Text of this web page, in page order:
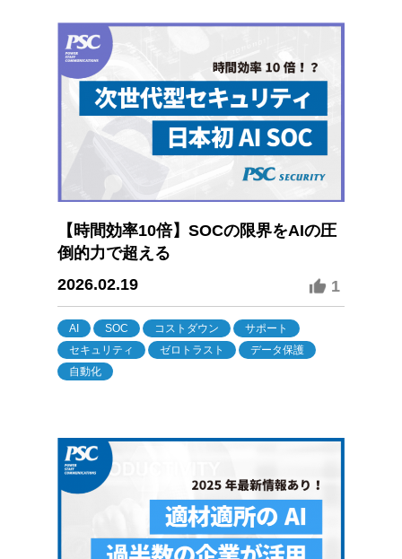
【時間効率10倍】SOCの限界をAIの圧
倒的力で超える
2026.02.19
1
AI SOC コストダウン
サポート
セキュリティ
ゼロトラスト
データ保護
自動化